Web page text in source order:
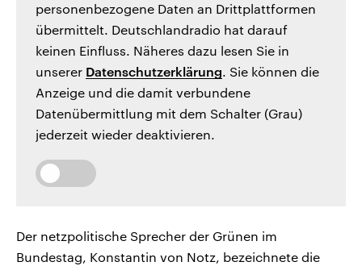
personenbezogene Daten an Drittplattformen
übermittelt. Deutschlandradio hat darauf
keinen Einfluss. Näheres dazu lesen Sie in
unserer Datenschutzerklärung. Sie können die
Anzeige und die damit verbundene
Datenübermittlung mit dem Schalter (Grau)
jederzeit wieder deaktivieren.
Der netzpolitische Sprecher der Grünen im
Bundestag, Konstantin von Notz, bezeichnete die